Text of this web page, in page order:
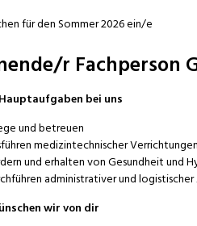
für den Sommer 2026 ein/e
r Fachperson
bei uns
und betreuen
medizintechnischer Verrichtungen
und erhalten von Gesundheit und
administrativer und
wir von dir